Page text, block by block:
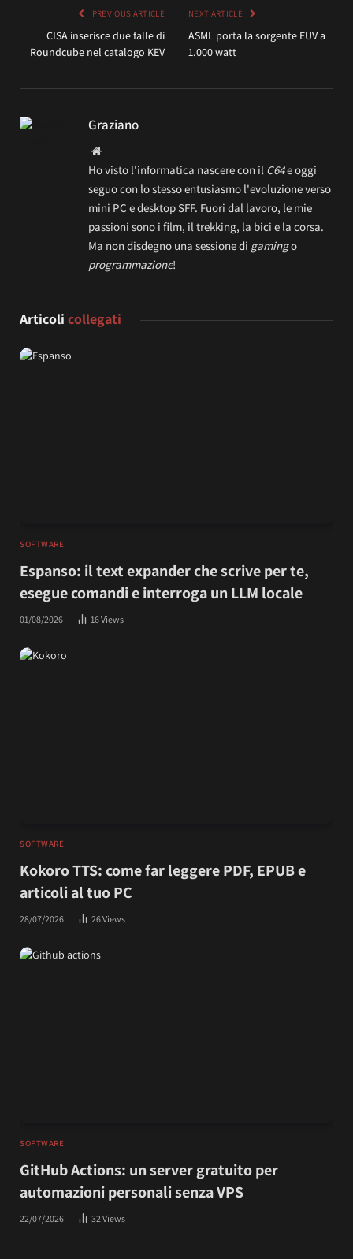
PREVIOUS ARTICLE
CISA inserisce due falle di
Roundcube nel catalogo KEV
NEXT ARTICLE
ASML porta la sorgente EUV a
1.000 watt
Graziano
Website
Ho visto l'informatica nascere con il C64e oggi
seguo con lo stesso entusiasmo l'evoluzione verso
mini PC e desktop SFF. Fuori dal lavoro, le mie
passioni sono i film, il trekking, la bici e la corsa.
Ma non disdegno una sessione di gamingo
programmazione!
Articoli collegati
SOFTWARE
Espanso: il text expander che scrive per te,
esegue comandi e interroga un LLM locale
01/08/2026 16Views
SOFTWARE
Kokoro TTS: come far leggere PDF, EPUB e
articoli al tuo PC
28/07/2026 26Views
SOFTWARE
GitHub Actions: un server gratuito per
automazioni personali senza VPS
22/07/2026 32 Views